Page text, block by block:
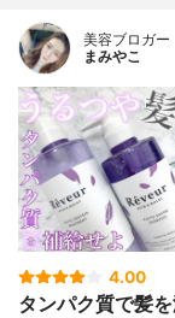
美容ブロガー
まみやこ
4.00
タンパク質で髪